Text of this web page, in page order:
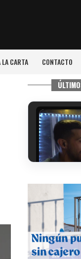
LA CARTA CONTACTO
5º DÍA DE
2026
·